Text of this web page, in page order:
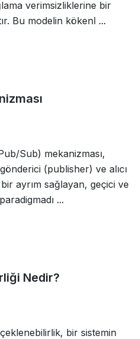
verimsizliklerine bir
Bu modelin kökenl ...
Sub) mekanizması,
(publisher) ve alıcı
ayrım sağlayan, geçici ve
...
Nedir?
bir sistemin